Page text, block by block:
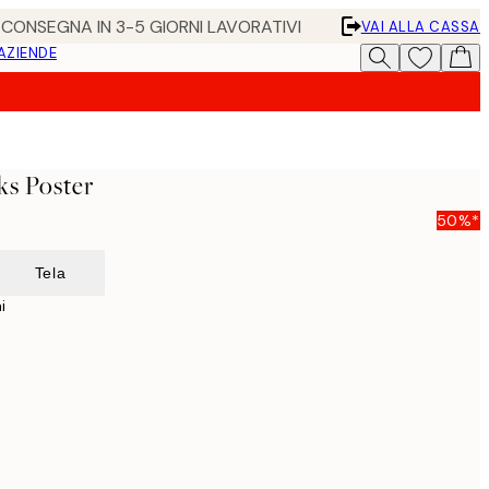
IN 3-5 GIORNI LAVORATIVI
VAI ALLA CASSA
Poster
50%*
Tela